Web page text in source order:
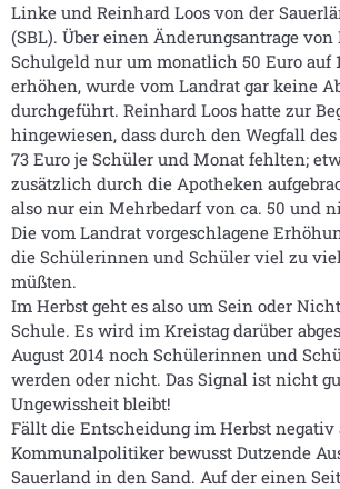
Linke und Reinhard Loos von der
(SBL). Über einen Änderungsantrage von
Schulgeld nur um monatlich 50 Euro auf
erhöhen, wurde vom Landrat gar keine
durchgeführt. Reinhard Loos hatte zur
hingewiesen, dass durch den Wegfall
73 Euro je Schüler und Monat fehlten;
zusätzlich durch die Apotheken
also nur ein Mehrbedarf von ca. 50 und
Die vom Landrat vorgeschlagene
die Schülerinnen und Schüler viel zu
müßten.
Im Herbst geht es also um Sein oder
Schule. Es wird im Kreistag darüber
August 2014 noch Schülerinnen und
werden oder nicht. Das Signal ist nicht
Ungewissheit bleibt!
Fällt die Entscheidung im Herbst negativ
Kommunalpolitiker bewusst Dutzende
Sauerland in den Sand. Auf der einen